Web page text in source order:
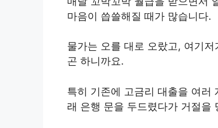
마음이 씁쓸해질 때가 많습니다.
물가는 오를 대로 오랐고, 여기
곤 하니까요.
특히 기존에 고금리 대출을 여러
래 은행 문을 두드렸다가 거절을